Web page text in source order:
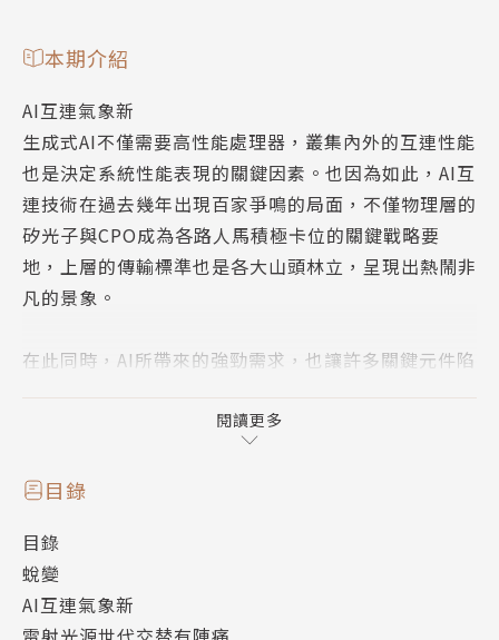
本期介紹
AI互連氣象新
生成式AI不僅需要高性能處理器，叢集內外的互連性能
也是決定系統性能表現的關鍵因素。也因為如此，AI互
連技術在過去幾年出現百家爭鳴的局面，不僅物理層的
矽光子與CPO成為各路人馬積極卡位的關鍵戰略要
地，上層的傳輸標準也是各大山頭林立，呈現出熱鬧非
凡的景象。
在此同時，AI所帶來的強勁需求，也讓許多關鍵元件陷
雷射光源也正處於嚴重缺貨狀態。身為AI硬體供應鏈的
成員，今年的產業競爭不只要比技術、比速度，也要比
供應鏈管理能力，能拿得到關鍵零組件供應的業者，才
另一方面，雖然光進銅退是業界公認的趨勢，但基於電
氣訊號的高速傳輸技術仍在不斷發展。光電共存，各自
閱讀更多
目錄
目錄
蛻變
AI互連氣象新